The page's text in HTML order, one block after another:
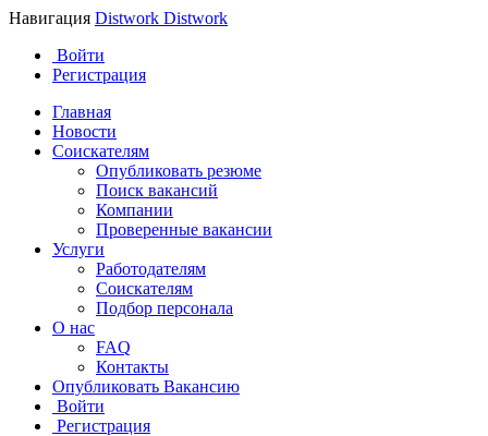
Навигация Distwork Distwork
Войти
Регистрация
Главная
Новости
Соискателям
Опубликовать резюме
Поиск вакансий
Компании
Проверенные вакансии
Услуги
Работодателям
Соискателям
Подбор персонала
О нас
FAQ
Контакты
Опубликовать Вакансию
Войти
Регистрация